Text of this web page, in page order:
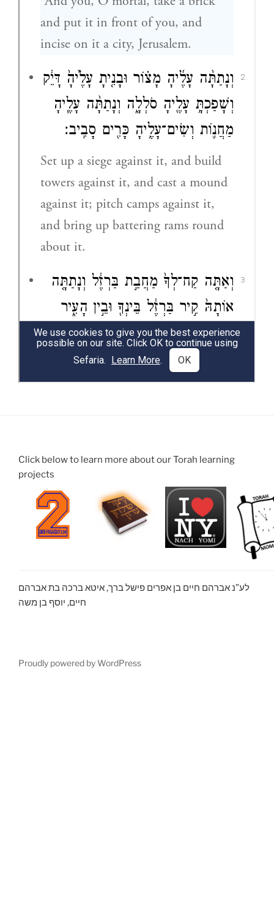
Click below to learn more about our Torah learning
projects
לע”נ אברהם חיים בן אפרים פישל ברך, איטא ברכה בת אברהם
חיים, יוסף בן משה
Proudly powered by WordPress